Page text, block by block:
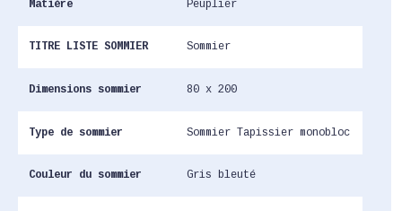
Matière Peuplier
TITRE LISTE SOMMIER Sommier
Dimensions sommier 80 x 200
Type de sommier Sommier Tapissier monobloc
Couleur du sommier Gris bleuté